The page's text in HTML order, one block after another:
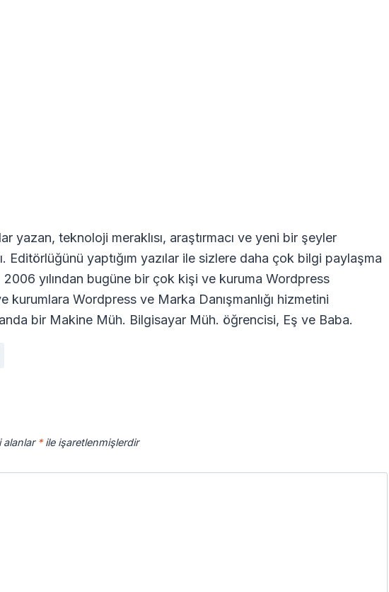
yazan, teknoloji meraklısı, araştırmacı ve yeni bir şeyler
Editörlüğünü yaptığım yazılar ile sizlere daha çok bilgi paylaşma
yılından bugüne bir çok kişi ve kuruma Wordpress
kurumlara Wordpress ve Marka Danışmanlığı hizmetini
bir Makine Müh. Bilgisayar Müh. öğrencisi, Eş ve Baba.
alanlar *ile işaretlenmişlerdir